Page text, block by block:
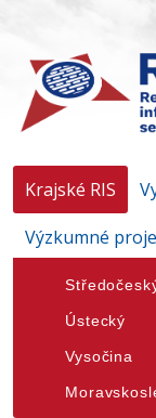
Krajské RIS
Výzkumné
Ústecký
Vysočina